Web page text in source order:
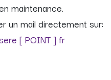
maintenance.
un mail directement sur:
[ POINT ] fr